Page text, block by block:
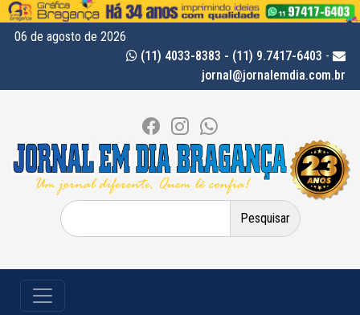
06 de agosto de 2026
(11) 4033-8383 - (11) 9.7417-6403 -
jornal@jornalemdia.com.br
Pesquisar
por: